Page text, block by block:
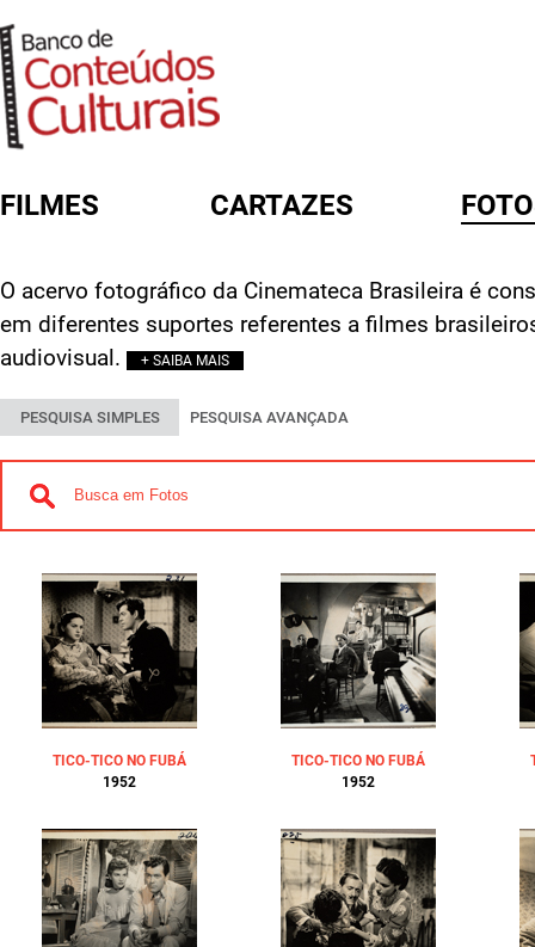
FILMES CARTAZES
O acervo fotográfico da Cinemateca Brasileira é
em diferentes suportes referentes a filmes
audiovisual.
+ SAIBA MAIS
PESQUISA SIMPLES PESQUISA AVANÇADA
TICO-TICO NO FUBÁ
1952
TICO-TICO NO FUBÁ
1952
FORMULÁRIO DE BUSCA